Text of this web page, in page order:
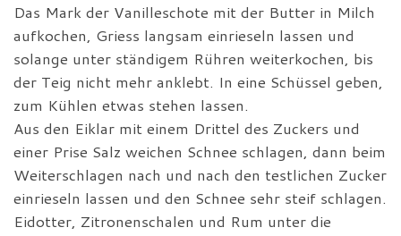
Das Mark der Vanilleschote mit der Butter in Milch
aufkochen, Griess langsam einrieseln lassen und
solange unter ständigem Rühren weiterkochen, bis
der Teig nicht mehr anklebt. In eine Schüssel geben,
zum Kühlen etwas stehen lassen.
Aus den Eiklar mit einem Drittel des Zuckers und
einer Prise Salz weichen Schnee schlagen, dann beim
Weiterschlagen nach und nach den testlichen Zucker
einrieseln lassen und den Schnee sehr steif schlagen.
Eidotter, Zitronenschalen und Rum unter die